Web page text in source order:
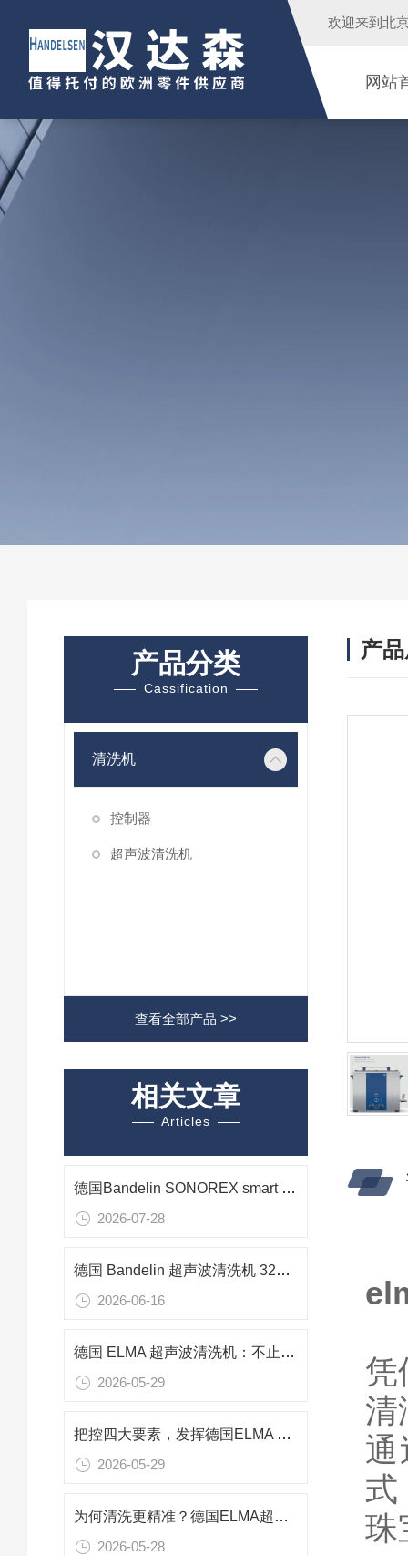
欢迎来到 北
网站
产品分类
Cassification
清洗机
控制器
超声波清洗机
查看全部产品 >>
相关文章
Articles
德国Bandelin SONOREX smart ST 510 H 超声波清洗机在光学组件清洗中的应用
2026-07-28
德国 Bandelin 超声波清洗机 3220 功率240w 频率37KHZ用于零件清洗
2026-06-16
德国 ELMA 超声波清洗机：不止清洁，空化技术多元应用解析
2026-05-29
把控四大要素，发挥德国ELMA 超声波清洗机的最佳性能
2026-05-29
为何清洗更精准？德国ELMA超声波清洗机可控超声空化结构的动态调控
2026-05-28
产
凭
清
通
式
珠